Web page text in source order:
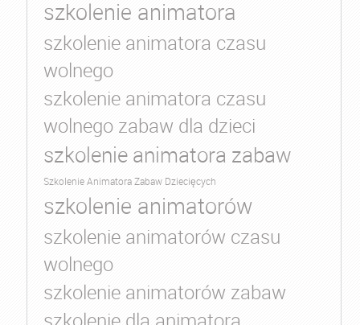
szkolenie animatora
szkolenie animatora czasu
wolnego
szkolenie animatora czasu
wolnego zabaw dla dzieci
szkolenie animatora zabaw
Szkolenie Animatora Zabaw Dziecięcych
szkolenie animatorów
szkolenie animatorów czasu
wolnego
szkolenie animatorów zabaw